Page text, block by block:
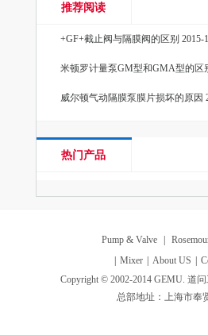
推荐阅读
+GF+截止阀与隔膜阀的区别 2015-
米顿罗计量泵GM型和GMA型的区
威尔顿气动隔膜泵膜片损坏的原因
热门产品
Pump & Valve
Mixer About US
Copyright © 2002-2014 GEMU. 道
总部地址：上海市奉